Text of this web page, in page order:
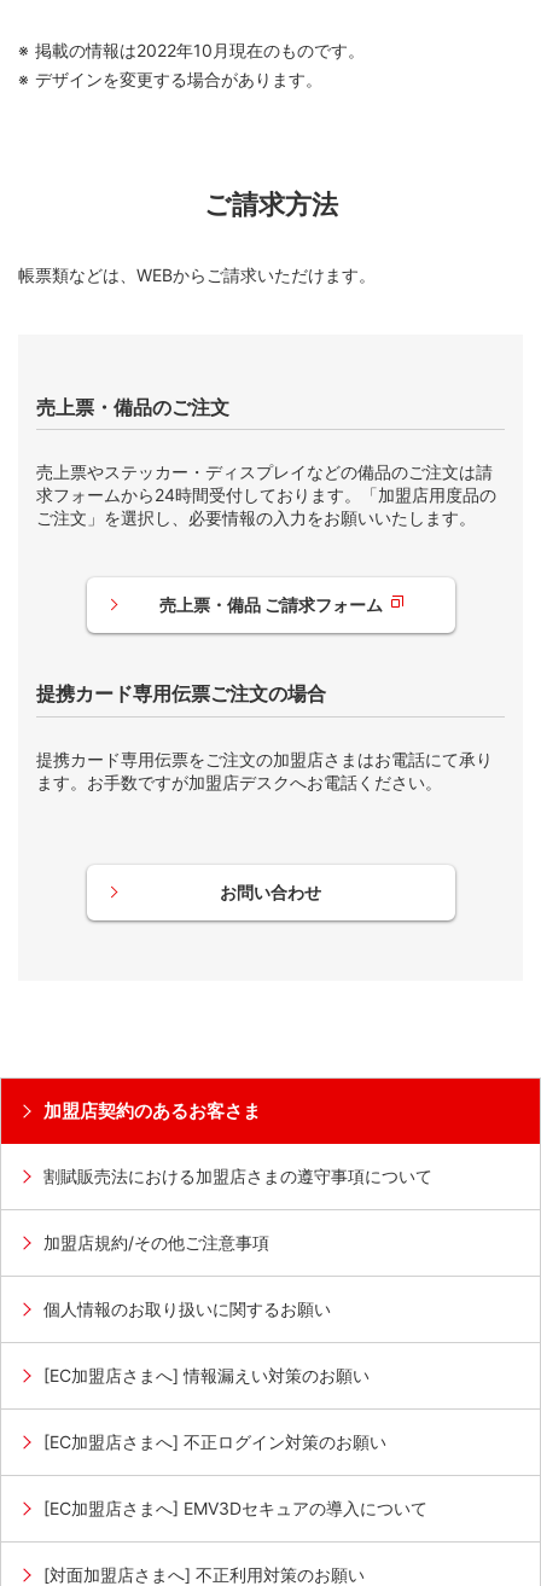
掲載の情報は2022年10月現在のものです。
デザインを変更する場合があります。
ご請求方法
帳票類などは、WEBからご請求いただけます。
売上票・備品のご注文
売上票やステッカー・ディスプレイなどの備品のご注文は請
求フォームから24時間受付しております。「加盟店用度品の
ご注文」を選択し、必要情報の入力をお願いいたします。
売上票・備品 ご請求フォーム
提携カード専用伝票ご注文の場合
提携カード専用伝票をご注文の加盟店さまはお電話にて承り
ます。お手数ですが加盟店デスクへお電話ください。
お問い合わせ
加盟店契約のあるお客さま
割賦販売法における加盟店さまの遵守事項について
加盟店規約/その他ご注意事項
個人情報のお取り扱いに関するお願い
[EC加盟店さまへ] 情報漏えい対策のお願い
[EC加盟店さまへ] 不正ログイン対策のお願い
[EC加盟店さまへ] EMV3Dセキュアの導入について
[対面加盟店さまへ] 不正利用対策のお願い